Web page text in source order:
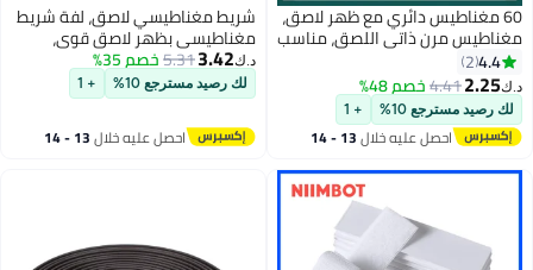
ظهر لاصق،
مناسب
نقاط
يمكن
خفيفة
المدرسة،
+ 1
13 - 14
شريط مغناطيسي لاصق، لفة شريط
مغناطيسي بظهر لاصق قوي،
مثالي لمشاريع الأعمال الفنية
اليدوية، والسبورات البيضاء، وتنظيم
الثلاجة، عرض 30 مم × طول 1 متر
3.42
لك رصيد مسترجع 10% + 1
احصل عليه خلال 13 - 14